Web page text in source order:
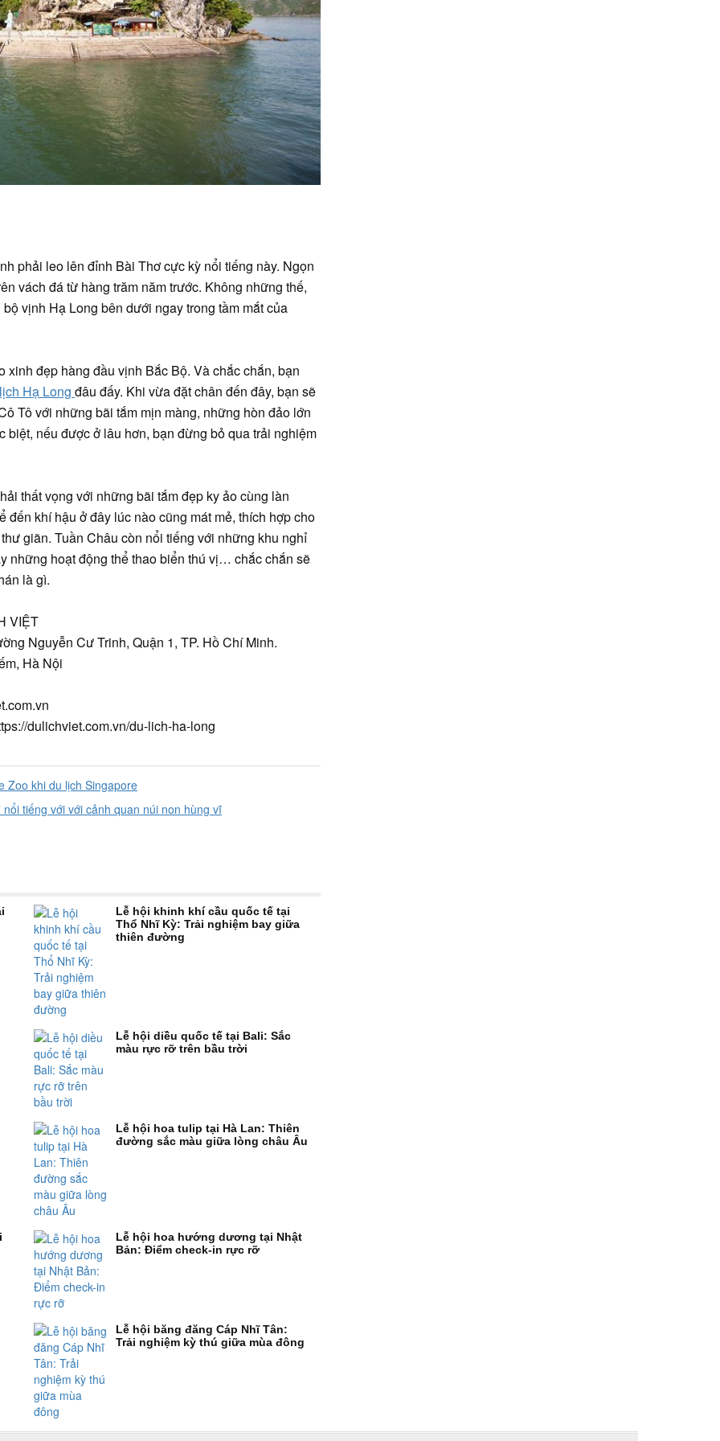
phải leo lên đỉnh Bài Thơ cực kỳ nổi tiếng này. Ngọn
vách đá từ hàng trăm năm trước. Không những thế,
vịnh Hạ Long bên dưới ngay trong tầm mắt của
đẹp hàng đầu vịnh Bắc Bộ. Và chắc chắn, bạn
Hạ Long đâu đấy. Khi vừa đặt chân đến đây, bạn sẽ
Tô với những bãi tắm mịn màng, những hòn đảo lớn
nếu được ở lâu hơn, bạn đừng bỏ qua trải nghiệm
thất vọng với những bãi tắm đẹp ky ảo cùng làn
khí hậu ở đây lúc nào cũng mát mẻ, thích hợp cho
giãn. Tuần Châu còn nổi tiếng với những khu nghỉ
những hoạt động thể thao biển thú vị… chắc chắn sẽ
là gì.
VIỆT
Nguyễn Cư Trinh, Quận 1, TP. Hồ Chí Minh.
Hà Nội
dulichviet.com.vn/du-lich-ha-long
Zoo khi du lịch Singapore
tiếng với với cảnh quan núi non hùng vĩ
Lễ hội khinh khí cầu quốc tế tại
Thổ Nhĩ Kỳ: Trải nghiệm bay giữa
thiên đường
Lễ hội diều quốc tế tại Bali: Sắc
màu rực rỡ trên bầu trời
Lễ hội hoa tulip tại Hà Lan: Thiên
đường sắc màu giữa lòng châu Âu
Lễ hội hoa hướng dương tại Nhật
Bản: Điểm check-in rực rỡ
Lễ hội băng đăng Cáp Nhĩ Tân:
Trải nghiệm kỳ thú giữa mùa đông